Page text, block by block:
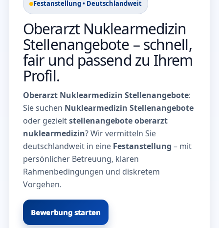
Festanstellung • Deutschlandweit
Oberarzt Nuklearmedizin
Stellenangebote – schnell,
fair und passend zu Ihrem
Profil.
Oberarzt Nuklearmedizin Stellenangebote:
Sie suchen Nuklearmedizin Stellenangebote
oder gezieltstellenangebote oberarzt
nuklearmedizin? Wir vermitteln Sie
deutschlandweit in eine Festanstellung – mit
persönlicher Betreuung, klaren
Rahmenbedingungen und diskretem
Vorgehen.
Bewerbung starten